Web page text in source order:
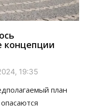
концепции
19:35
план